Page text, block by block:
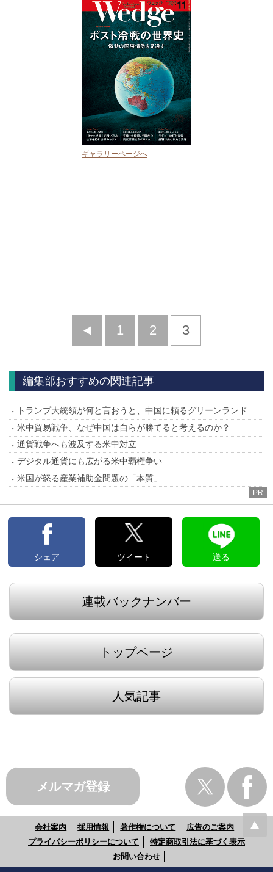
ギャラリーページへ
前
1 2 3
編集部おすすめの関連記事
トランプ大統領が何と言おうと、中国に頼るグリーンランド
米中貿易戦争、なぜ中国は自らが勝てると考えるのか？
通貨戦争へも波及する米中対立
デジタル通貨にも広がる米中覇権争い
米国が怒る産業補助金問題の「本質」
PR
シェア ツイート 送る
連載バックナンバー
トップページ
人気記事
メルマガ登録
会社案内 採用情報 著作権について
広告のご案内
プライバシーポリシーについて
特定商取引法に基づく表示
お問い合わせ